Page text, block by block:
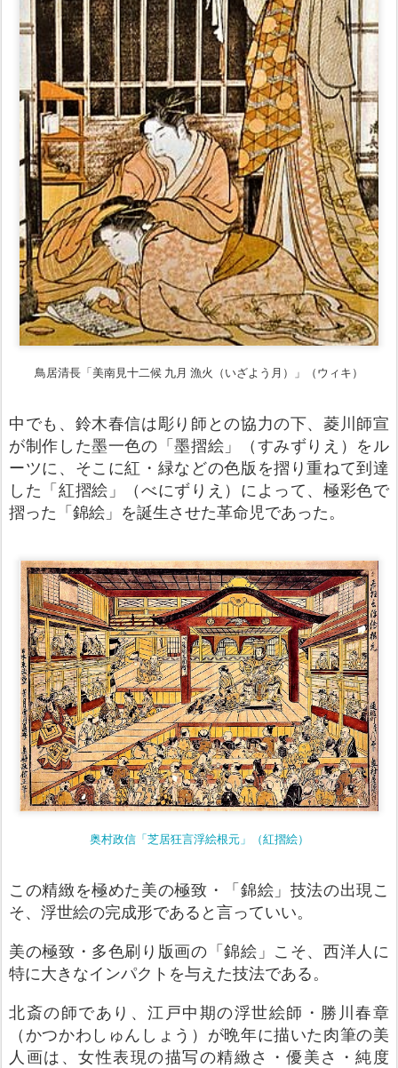
鳥居清長「美南見十二候 九月 漁火（いざよう月）」（ウィキ）
中でも、鈴木春信は彫り師との協力の下、菱川師宣
が制作した墨一色の「墨摺絵」（すみずりえ）をル
ーツに、そこに紅・緑などの色版を摺り重ねて到達
した「紅摺絵」（べにずりえ）によって、極彩色で
摺った「錦絵」を誕生させた革命児であった。
奥村政信「芝居狂言浮絵根元」（紅摺絵）
この精緻を極めた美の極致・「錦絵」技法の出現こ
そ、浮世絵の完成形であると言っていい。
美の極致・多色刷り版画の「錦絵」こそ、西洋人に
特に大きなインパクトを与えた技法である。
北斎の師であり、江戸中期の浮世絵師・勝川春章
（かつかわしゅんしょう）が晩年に描いた肉筆の美
人画は、女性表現の描写の精緻さ・優美さ・純度